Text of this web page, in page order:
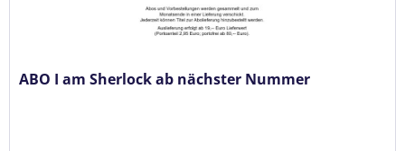
ABO I am Sherlock ab nächster Nummer